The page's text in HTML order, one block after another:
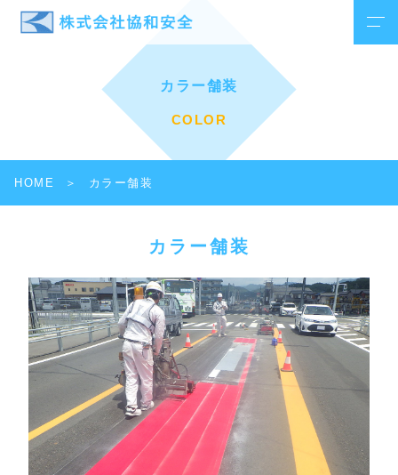
カラー舗装
COLOR
HOME カラー舗装
カラー舗装